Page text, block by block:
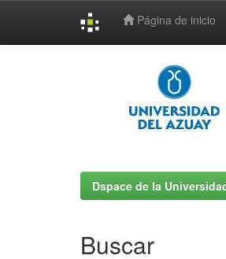
Página de inicio
Dspace de la
Buscar